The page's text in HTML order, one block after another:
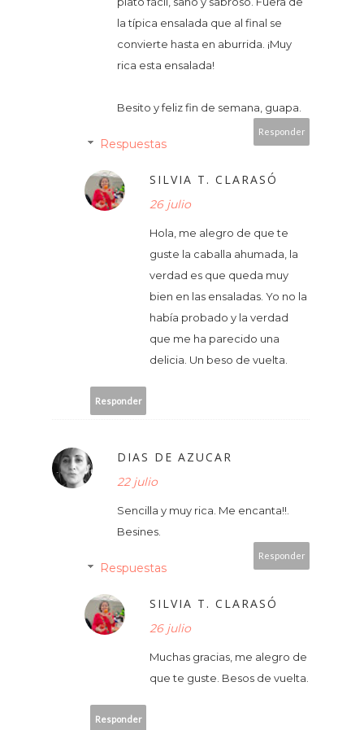
la típica ensalada que al final se
convierte hasta en aburrida. ¡Muy
rica esta ensalada!
Besito y feliz fin de semana, guapa.
Responder
Respuestas
SILVIA T. CLARASÓ
26 julio
Hola, me alegro de que te
guste la caballa ahumada, la
verdad es que queda muy
bien en las ensaladas. Yo no la
había probado y la verdad
que me ha parecido una
delicia. Un beso de vuelta.
Responder
DIAS DE AZUCAR
22 julio
Sencilla y muy rica. Me encanta!!.
Besines.
Responder
Respuestas
SILVIA T. CLARASÓ
26 julio
Muchas gracias, me alegro de
que te guste. Besos de vuelta.
Responder